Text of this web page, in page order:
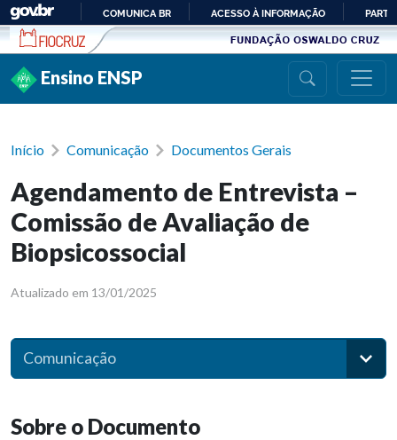
Ir para conteúdo
PARA
COMUNICA BR ACESSO À INFORMAÇÃO
Ensino ENSP
Início Comunicação Documentos Gerais
Agendamento de Entrevista –
Comissão de Avaliação de
Biopsicossocial
Atualizado em 13/01/2025
Comunicação
Sobre o Documento